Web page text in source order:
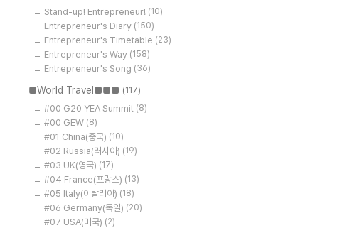
Stand-up! Entrepreneur! (10)
Entrepreneur's Diary (150)
Entrepreneur's Timetable (23)
Entrepreneur's Way (158)
Entrepreneur's Song (36)
■World Travel■■■ (117)
#00 G20 YEA Summit (8)
#00 GEW (8)
#01 China(중국) (10)
#02 Russia(러시아) (19)
#03 UK(영국) (17)
#04 France(프랑스) (13)
#05 Italy(이탈리아) (18)
#06 Germany(독일) (20)
#07 USA(미국) (2)